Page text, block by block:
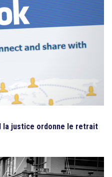
la justice ordonne le retrait